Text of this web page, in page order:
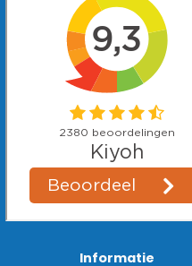
Informatie